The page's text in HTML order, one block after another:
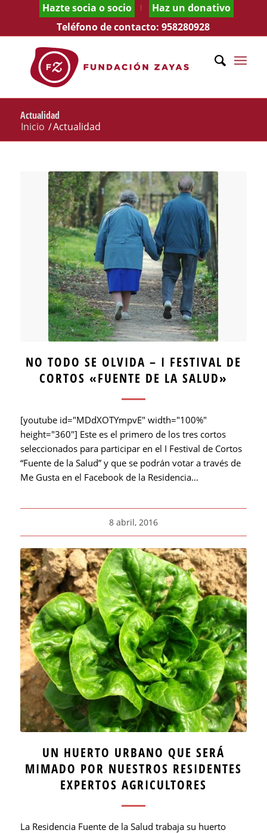
Hazte socia o socio
Haz un donativo
Teléfono de contacto:958280928
Actualidad
Inicio /Actualidad
NO TODO SE OLVIDA – I FESTIVAL DE
CORTOS «FUENTE DE LA SALUD»
[youtube id="MDdXOTYmpvE" width="100%"
height="360"] Este es el primero de los tres cortos
seleccionados para participar en el I Festival de Cortos
“Fuente de la Salud” y que se podrán votar a través de
Me Gusta en el Facebook de la Residencia…
8 abril, 2016
UN HUERTO URBANO QUE SERÁ
MIMADO POR NUESTROS RESIDENTES
EXPERTOS AGRICULTORES
La Residencia Fuente de la Salud trabaja su huerto